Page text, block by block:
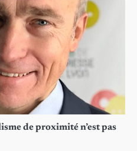
de proximité n’est pas